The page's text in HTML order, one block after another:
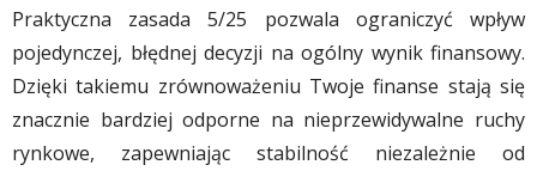
Praktyczna zasada 5/25 pozwala ograniczyć wpływ
pojedynczej, błędnej decyzji na ogólny wynik finansowy.
Dzięki takiemu zrównoważeniu Twoje finanse stają się
znacznie bardziej odporne na nieprzewidywalne ruchy
rynkowe, zapewniając stabilność niezależnie od